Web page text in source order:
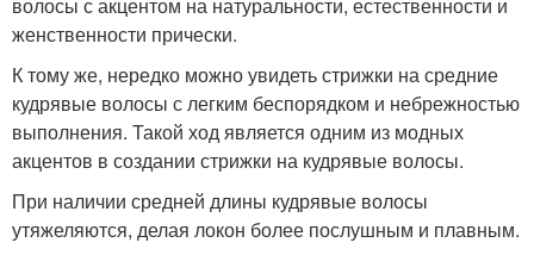
женственности прически.
К тому же, нередко можно увидеть стрижки на средние
кудрявые волосы с легким беспорядком и небрежностью
выполнения. Такой ход является одним из модных
акцентов в создании стрижки на кудрявые волосы.
При наличии средней длины кудрявые волосы
утяжеляются, делая локон более послушным и плавным.